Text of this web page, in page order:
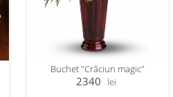
Buchet "Crăciun magic"
2340 lei